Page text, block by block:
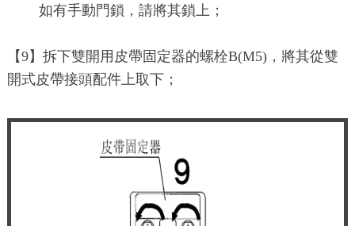
如有手動門鎖，請將其鎖上；
【9】拆下雙開用皮帶固定器的螺栓B(M5)，將其從雙
開式皮帶接頭配件上取下；